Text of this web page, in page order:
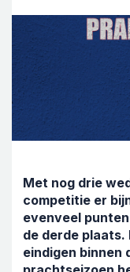
Met nog drie
competitie er
evenveel
de derde plaats.
eindigen binnen